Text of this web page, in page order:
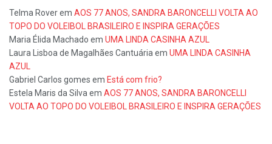
Telma Roverem AOS 77 ANOS, SANDRA BARONCELLI VOLTA AO
TOPO DO VOLEIBOL BRASILEIRO E INSPIRA GERAÇÕES
Maria Élida Machado em UMA LINDA CASINHA AZUL
Laura Lisboa de Magalhães Cantuária em UMA LINDA CASINHA
AZUL
Gabriel Carlos gomes em Está com frio?
Estela Maris da Silva em AOS 77 ANOS, SANDRA BARONCELLI
VOLTA AO TOPO DO VOLEIBOL BRASILEIRO E INSPIRA GERAÇÕES